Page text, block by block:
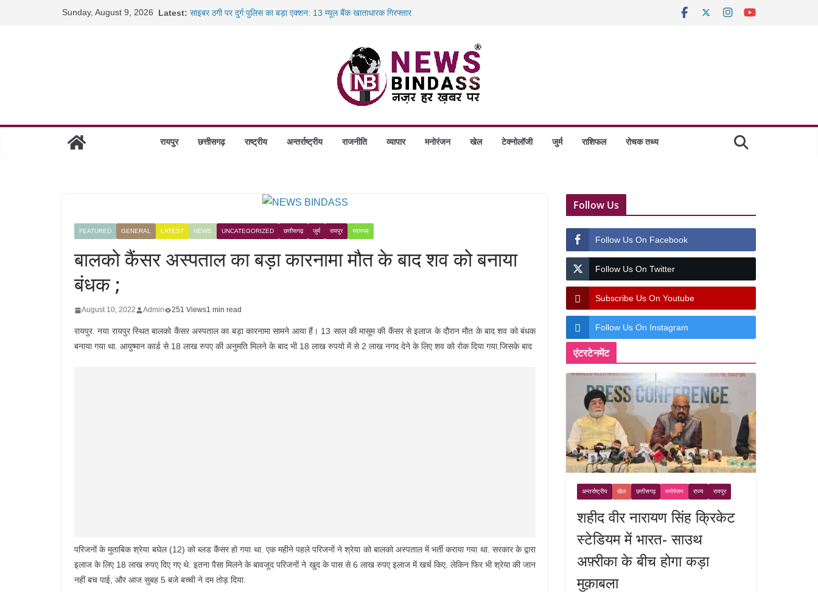
Sunday, August 9, 2026 Latest: साइबर ठगी पर दुर्ग पुलिस का बड़ा एक्शन: 13 म्यूल बैंक खाताधारक गिरफ्तार
रायपुर में कल्याण ज्वेलर्स में डकैती की साजिश नाकाम, दिल्ली-बिहार
छत्तीसगढ़ में 1460 गोधाम होंगे स्थापित, हर विकासखंड के 10 उत्कृष्ट गोठानों
रायपुर छत्तीसगढ़ राष्ट्रीय अन्तर्राष्ट्रीय राजनीति व्यापार मनोरंजन खेल टेक्नोलॉजी जुर्म राशिफल रोचक तथ्य
FEATURED GENERAL LATEST NEWS UNCATEGORIZED छत्तीसगढ़ जुर्म रायपुर स्वास्थ्य
बालको कैंसर अस्पताल का बड़ा कारनामा मौत के बाद शव को बनाया
बंधक ;
August 10, 2022 Admin 251 Views1 min read
रायपुर. नया रायपुर स्थित बालको कैंसर अस्पताल का बड़ा कारनामा सामने आया हैं। 13 साल की मासूम की कैंसर से इलाज के दौरान मौत के बाद शव को बंधक
बनाया गया था. आयुष्मान कार्ड से 18 लाख रुपए की अनुमति मिलने के बाद भी 18 लाख रुपयो में से 2 लाख नगद देने के लिए शव को रोक दिया गया.जिसके बाद
परिजनों के मुताबिक श्रेया बघेल (12) को ब्लड कैंसर हो गया था. एक महीने पहले परिजनों ने श्रेया को बालको अस्पताल में भर्ती कराया गया था. सरकार के द्वारा
इलाज के लिए 18 लाख रुपए दिए गए थे. इतना पैसा मिलने के बावजूद परिजनों ने खुद के पास से 6 लाख रुपए इलाज में खर्च किए. लेकिन फिर भी श्रेया की जान
नहीं बच पाई, और आज सुबह 5 बजे बच्ची ने दम तोड़ दिया.
Follow Us
Follow Us On Facebook
Follow Us On Twitter
Subscribe Us On Youtube
Follow Us On Instagram
एंटरटेनमेंट
अन्तर्राष्ट्रीय खेल छत्तीसगढ़ मनोरंजन राज्य रायपुर
शहीद वीर नारायण सिंह क्रिकेट
स्टेडियम में भारत- साउथ
अफ़्रीका के बीच होगा कड़ा
मुक़ाबला